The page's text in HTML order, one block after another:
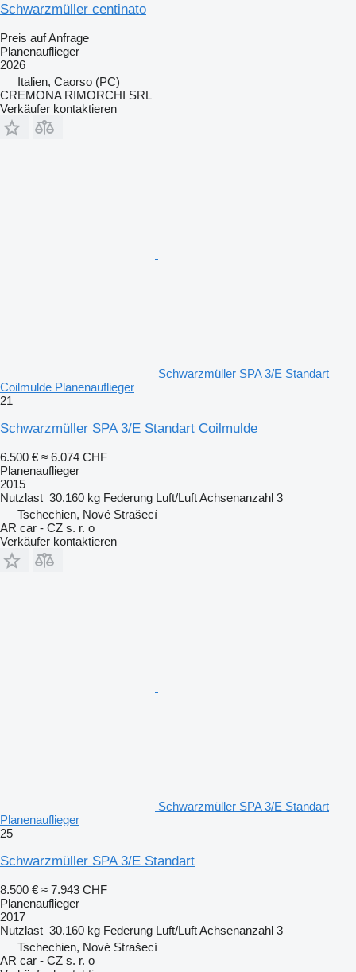
Schwarzmüller centinato
Preis auf Anfrage
Planenauflieger
2026
Italien, Caorso (PC)
CREMONA RIMORCHI SRL
Verkäufer kontaktieren
Schwarzmüller SPA 3/E Standart
Coilmulde Planenauflieger
21
Schwarzmüller SPA 3/E Standart Coilmulde
6.500 € ≈ 6.074 CHF
Planenauflieger
2015
Nutzlast 30.160 kg Federung Luft/LuftAchsenanzahl 3
Tschechien, Nové Strašecí
AR car - CZ s. r. o
Verkäufer kontaktieren
Schwarzmüller SPA 3/E Standart
Planenauflieger
25
Schwarzmüller SPA 3/E Standart
8.500 € ≈ 7.943 CHF
Planenauflieger
2017
Nutzlast 30.160 kg Federung Luft/LuftAchsenanzahl 3
Tschechien, Nové Strašecí
AR car - CZ s. r. o